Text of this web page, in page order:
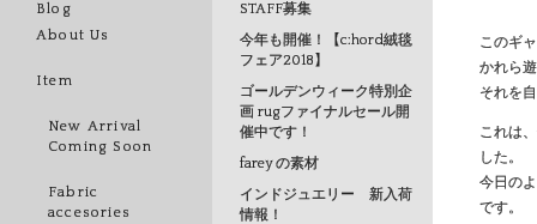
Blog
About Us
Item
New Arrival
Coming Soon
Fabric
accesories
STAFF募集
今年も開催！【c:hord絨毯
フェア2018】
ゴールデンウィーク特別企
画 rugファイナルセール開
催中です！
farey の素材
インドジュエリー 新入荷
情報！
このギ
かれら
それを
これは
した。
今日の
です。